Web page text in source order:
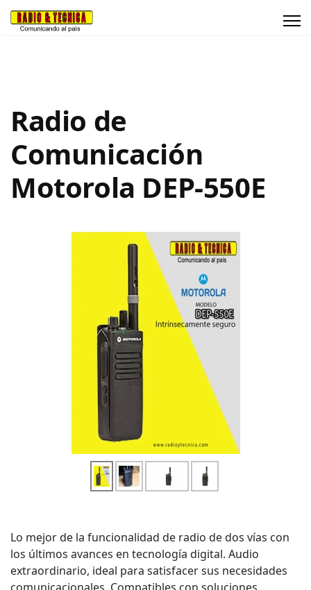
Radio de
Comunicación
Motorola DEP-550E
Lo mejor de la funcionalidad de radio de dos vías con
los últimos avances en tecnología digital. Audio
extraordinario, ideal para satisfacer sus necesidades